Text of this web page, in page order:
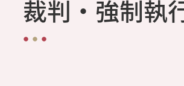
裁判・強制執